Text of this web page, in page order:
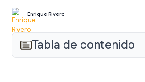
Enrique Rivero
Tabla de contenido